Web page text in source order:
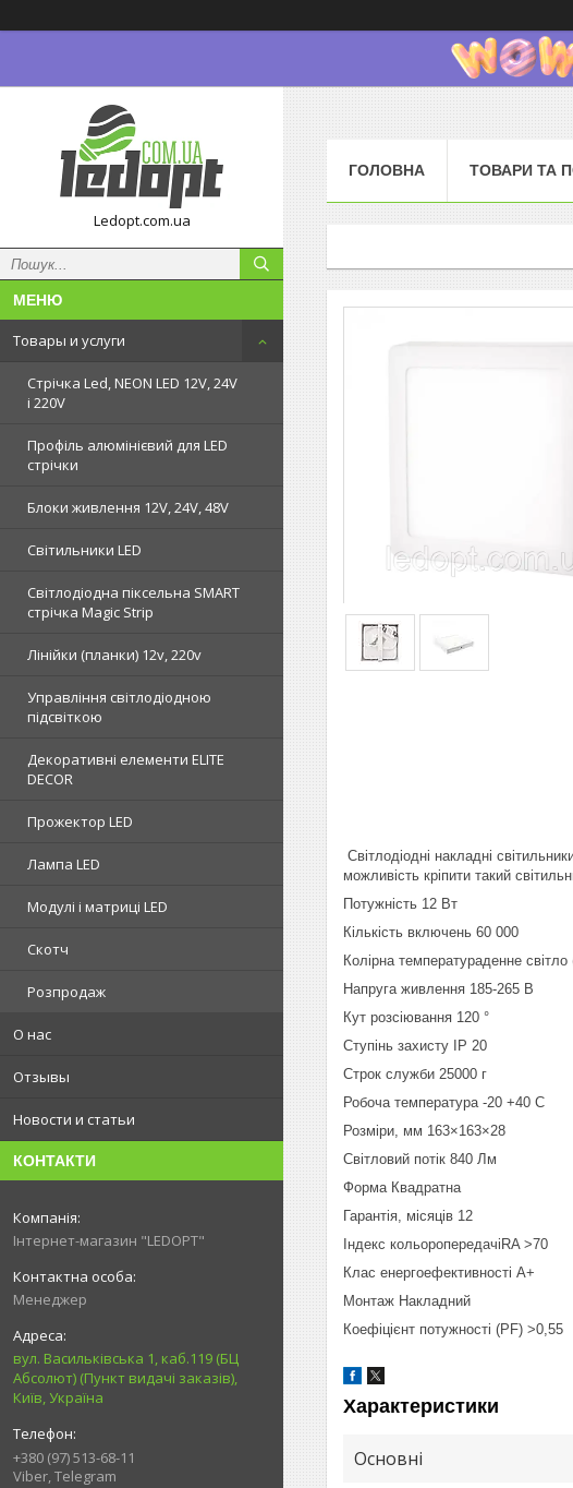
Ledopt.com.ua
Товары и услуги
Стрічка Led, NEON LED 12V, 24V
і 220V
Профіль алюмінієвий для LED
стрічки
Блоки живлення 12V, 24V, 48V
Світильники LED
Світлодіодна піксельна SMART
стрічка Magic Strip
Лінійки (планки) 12v, 220v
Управління світлодіодною
підсвіткою
Декоративні елементи ELITE
DECOR
Прожектор LED
Лампа LED
Модулі і матриці LED
Скотч
Розпродаж
О нас
Отзывы
Новости и статьи
КОНТАКТИ
Інтернет-магазин "LEDOPT"
Менеджер
вул. Васильківська 1, каб.119 (БЦ
Абсолют) (Пункт видачі заказів),
Київ, Україна
+380 (97) 513-68-11
Viber, Telegram
ГОЛОВНА ТОВАРИ ТА
Світлодіодні накладні
можливість кріпити такий
Потужність 12 Вт
Кількість включень 60 000
Колірна температураденне світло
Напруга живлення 185-265 В
Кут розсіювання 120 °
Ступінь захисту IP 20
Строк служби 25000 г
Робоча температура -20 +40 C
Розміри, мм 163×163×28
Світловий потік 840 Лм
Форма Квадратна
Гарантія, місяців 12
Індекс кольоропередачіRA >70
Клас енергоефективності A+
Монтаж Накладний
Коефіцієнт потужності (PF) >0,55
Характеристики
Основні